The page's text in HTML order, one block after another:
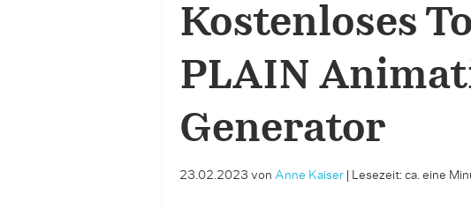
Kostenloses
PLAIN
Generator
23.02.2023 von Anne Kaiser| Lesezeit: ca. eine